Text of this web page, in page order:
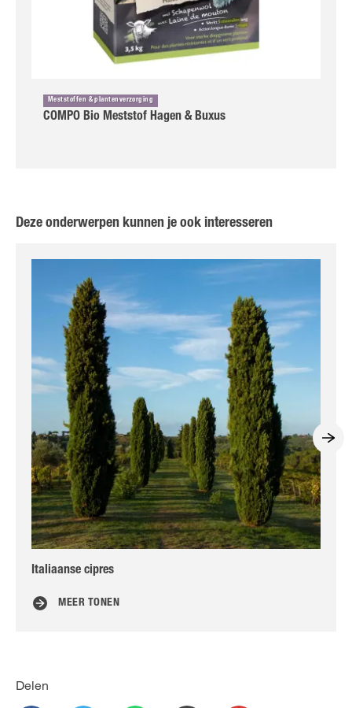
Meststoffen & plantenverzorging
COMPO Bio Meststof Hagen & Buxus
Deze onderwerpen kunnen je ook interesseren
Italiaanse cipres
MEER TONEN
Delen